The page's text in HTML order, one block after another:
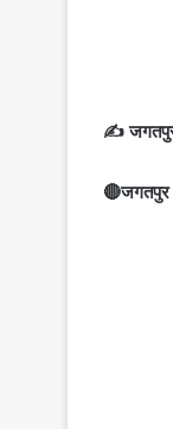
✍️ जगतपुर
🔴जगतपुर